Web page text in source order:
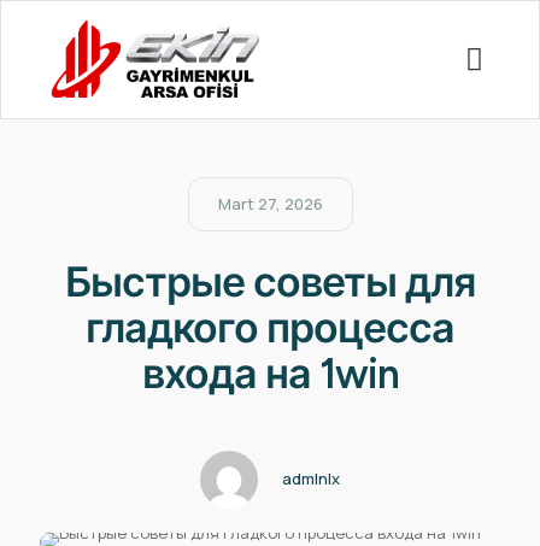
Mart 27, 2026
Быстрые советы для
гладкого процесса
входа на 1win
admlnlx